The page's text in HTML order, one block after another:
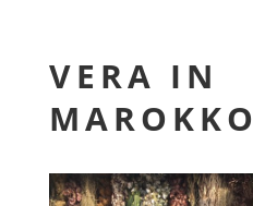
VERA IN
MAROKKO